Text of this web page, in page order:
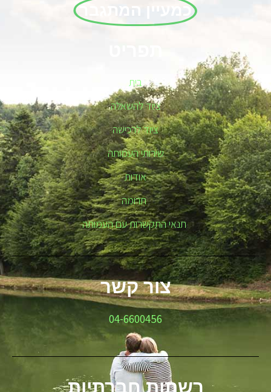
כמעיין המתגבר
בית
ציוד להשאלה
ציוד לרכישה
שירותי העמותה
אודות
תרומה
תנאי התקשרות עם העמותה
צור קשר
04-6600456